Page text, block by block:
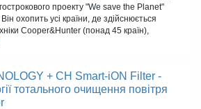
проекту "We save the Planet"
охопить усі країни, де здійснюється
Cooper&Hunter (понад 45 країн),
+ CH Smart-iON Filter -
тотального очищення повітря